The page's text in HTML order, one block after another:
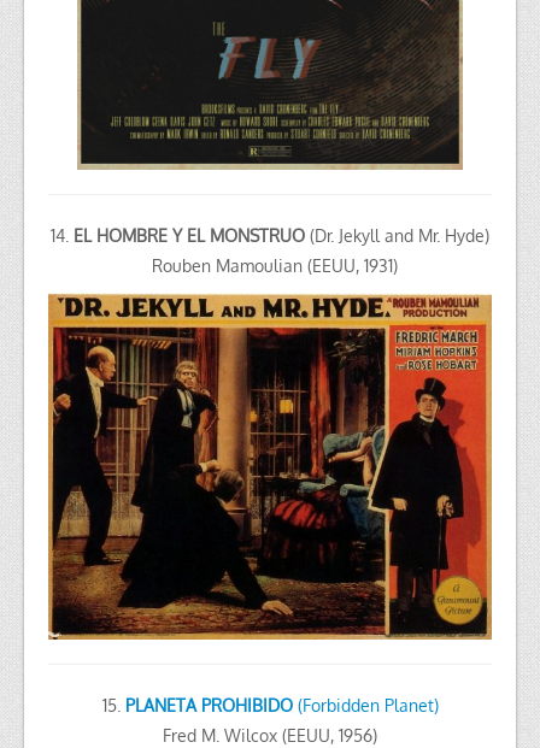
14. EL HOMBRE Y EL MONSTRUO (Dr. Jekyll and Mr. Hyde)
Rouben Mamoulian (EEUU, 1931)
15. PLANETA PROHIBIDO(Forbidden Planet)
Fred M. Wilcox (EEUU, 1956)